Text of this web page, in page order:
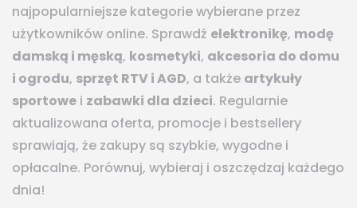
najpopularniejsze kategorie wybierane przez
użytkowników online. Sprawdź elektronikę, modę
damską i męską, kosmetyki, akcesoria do domu
i ogrodu, sprzęt RTV i AGD, a także artykuły
sportowe i zabawki dla dzieci. Regularnie
aktualizowana oferta, promocje i bestsellery
sprawiają, że zakupy są szybkie, wygodne i
opłacalne. Porównuj, wybieraj i oszczędzaj każdego
dnia!